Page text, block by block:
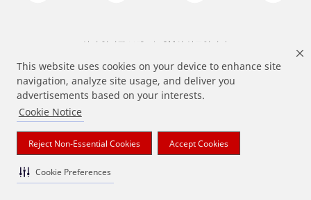
This website uses cookies on your device to enhance site
navigation, analyze site usage, and deliver you
advertisements based on your interests.
Cookie Notice
Reject Non-Essential Cookies Accept Cookies
Cookie Preferences
상기 열거된 브랜드는 3M의 상표입니다.